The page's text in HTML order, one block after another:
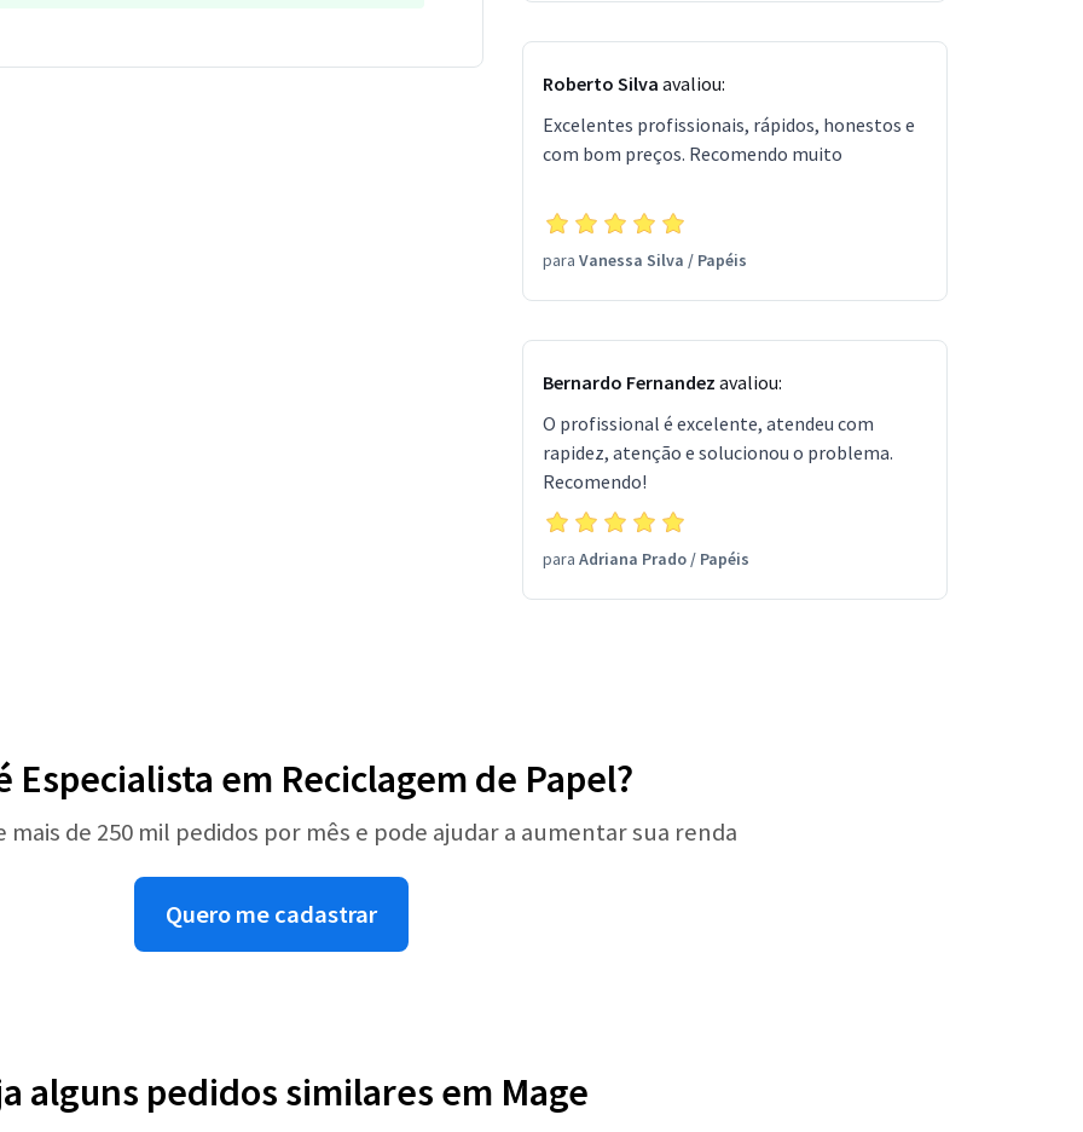
Roberto Silva avaliou:
Excelentes profissionais, rápidos, honestos e
com bom preços. Recomendo muito
para Vanessa Silva / Papéis
Bernardo Fernandez avaliou:
O profissional é excelente, atendeu com
rapidez, atenção e solucionou o problema.
Recomendo!
para Adriana Prado/ Papéis
Especialista em Reciclagem de Papel?
mais de 250 mil pedidos por mês e pode ajudar a aumentar sua renda
Quero me cadastrar
alguns pedidos similares em Mage